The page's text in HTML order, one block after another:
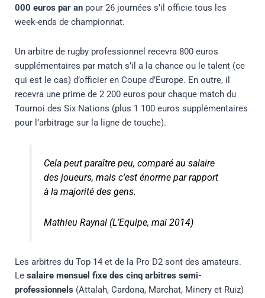
000 euros par anpour 26 journées s’il officie tous les
week-ends de championnat.
Un arbitre de rugby professionnel recevra 800 euros
supplémentaires par match s’il a la chance ou le talent (ce
qui est le cas) d’officier en Coupe d’Europe. En outre, il
recevra une prime de 2 200 euros pour chaque match du
Tournoi des Six Nations (plus 1 100 euros supplémentaires
pour l’arbitrage sur la ligne de touche).
Cela peut paraître peu, comparé au salaire
des joueurs, mais c’est énorme par rapport
à la majorité des gens.
Mathieu Raynal (L’Equipe, mai 2014)
Les arbitres du Top 14 et de la Pro D2 sont des amateurs.
Le salaire mensuel fixe des cinq arbitres semi-
professionnels (Attalah, Cardona, Marchat, Minery et Ruiz)